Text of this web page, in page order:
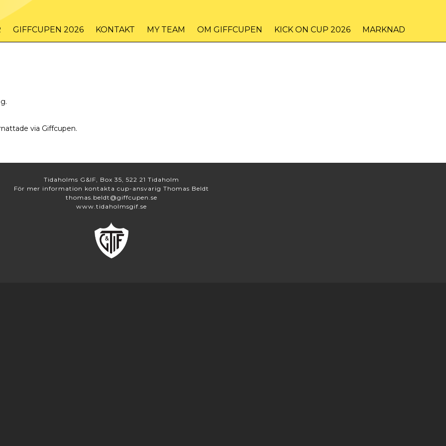
GIFFCUPEN 2026 KONTAKT MY TEAM OM GIFFCUPEN KICK ON CUP 2026 MARKNAD
via Giffcupen.
Tidaholms G&IF, Box 35, 522 21 Tidaholm
För mer information kontakta cup-ansvarig Thomas Beldt
thomas.beldt@giffcupen.se
www.tidaholmsgif.se